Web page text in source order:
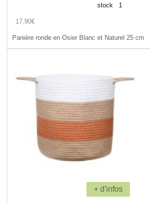
stock 1
17,90€
Panière ronde en Osier Blanc et Naturel 25 cm
+ d'infos